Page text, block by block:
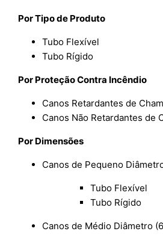
Por Tipo de Produto
Tubo Flexível
Tubo Rígido
Por Proteção Contra Incêndio
Canos Retardantes de
Canos Não Retardantes de
Por Dimensões
Canos de Pequeno
Tubo Flexível
Tubo Rígido
Canos de Médio Diâmetro